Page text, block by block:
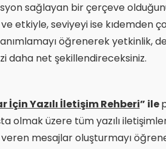
sağlayan bir çerçeve
etkiyle, seviyeyi ise kıdemden
öğrenerek yetkinlik,
daha net şekillendireceksiniz.
İçin Yazılı İletişim Rehberi” ile
olmak üzere tüm yazılı
mesajlar oluşturmayı